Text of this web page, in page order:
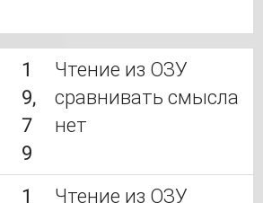
1
9,
7
9
Чтение из ОЗУ
сравнивать смысла
нет
1
Чтение из ОЗУ